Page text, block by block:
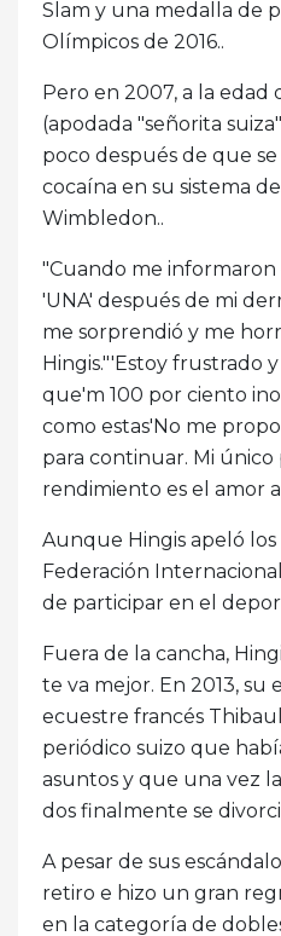
Slam y una medalla de
Olímpicos de 2016..
Pero en 2007, a la edad
(apodada "señorita
poco después de que
cocaína en su sistema
Wimbledon..
"Cuando me
'UNA' después de mi
me sorprendió y me
Hingis."'Estoy frustrado
que'm 100 por ciento
como estas'No me
para continuar. Mi
rendimiento es el amor
Aunque Hingis apeló los
Federación
de participar en el
Fuera de la cancha,
te va mejor. En 2013, su
ecuestre francés
periódico suizo que
asuntos y que una vez
dos finalmente se
A pesar de sus
retiro e hizo un gran
en la categoría de